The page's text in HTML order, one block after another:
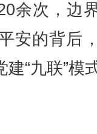
余次，边
安的背后
“九联”模